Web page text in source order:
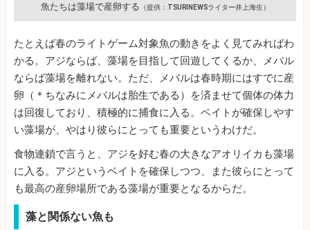
魚たちは藻場で産卵する （提供：TSURINEWSライター井上海生）
たとえば春のライトゲーム対象魚の動きをよく見てみればわ
かる。アジならば、藻場を目指して回遊してくるか、メバル
ならば藻場を離れない。ただ、メバルは春時期にはすでに産
卵（＊ちなみにメバルは胎生である）を済ませて個体の体力
は回復しており、積極的に捕食に入る。ベイトが確保しやす
い藻場が、やはり彼らにとっても重要というわけだ。
食物連鎖で言うと、アジを好む春の大きなアオリイカも藻場
に入る。アジというベイトを確保しつつ、また彼らにとって
も最高の産卵場所である藻場が重要となるからだ。
藻と関係ない魚も